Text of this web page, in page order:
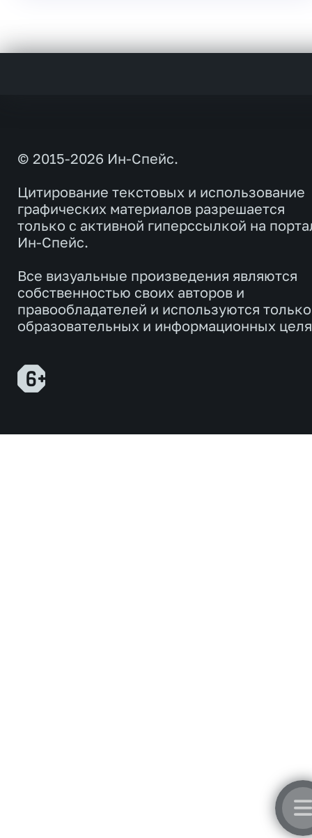
© 2015-2026 Ин-Спейс.
Цитирование текстовых и использование
графических материалов разрешается
только с активной гиперссылкой на
Ин-Спейс.
Все визуальные произведения являются
собственностью своих авторов и
правообладателей и используются
образовательных и информационных